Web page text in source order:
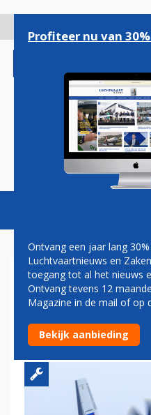
gaan
Magazine
NIEUWE
VOOR HET
IN
Profiteer nu van
Ontvang een jaar lang
Luchtvaartnieuws en
toegang tot al het nieuws
Ontvang tevens 12
Magazine in de mail of op
Bekijk aanbieding